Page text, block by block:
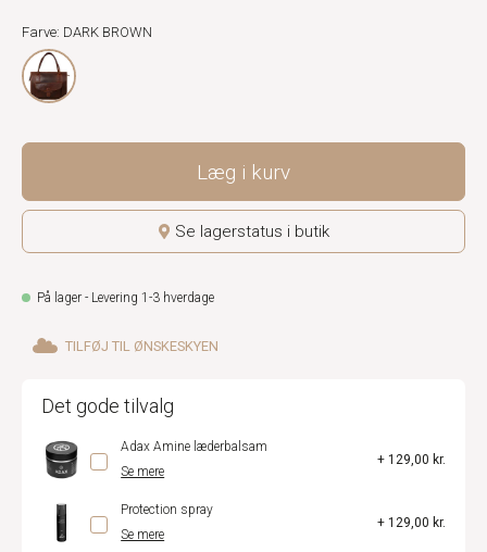
Farve: DARK BROWN
Læg i kurv
Se lagerstatus i butik
På lager - Levering 1-3 hverdage
TILFØJ TIL ØNSKESKYEN
Det gode tilvalg
Adax Amine læderbalsam
Se mere
+ 129,00 kr.
Protection spray
Se mere
+ 129,00 kr.